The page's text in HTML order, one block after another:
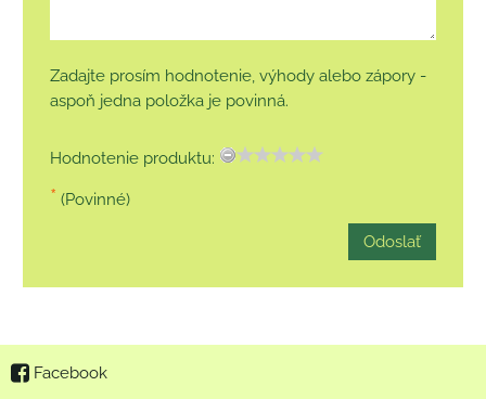
Zadajte prosím hodnotenie, výhody alebo zápory -
aspoň jedna položka je povinná.
Hodnotenie produktu:
* (Povinné)
Odoslať
Facebook